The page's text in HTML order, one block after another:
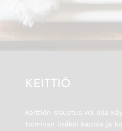
KEITTIÖ
Keittiön sisustus voi olla
toimivan lisäksi kaunis ja